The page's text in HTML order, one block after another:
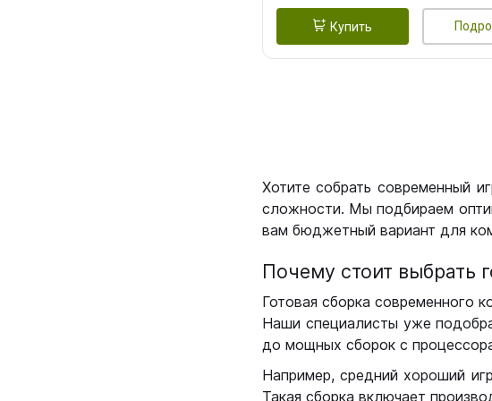
Купить
Хотите собрать современный
сложности. Мы подбираем
вам бюджетный вариант для
Почему стоит выбрать
Готовая сборка современного
Наши специалисты уже
до мощных сборок с
Например, средний хороший
Такая сборка включает